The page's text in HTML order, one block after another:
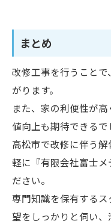
まとめ
改修工事を行うこと
がります。
また、家の利便性が
値向上も期待できるで
高松市で改修に伴う
軽に『有限会社富士
ださい。
専門知識を保有する
望をしっかりと伺い